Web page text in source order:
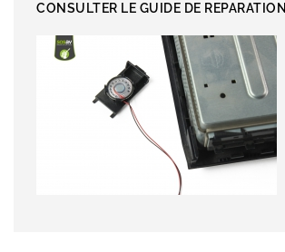
CONSULTER LE GUIDE DE REPARATION